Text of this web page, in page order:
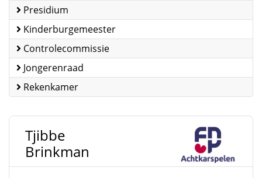
Presidium
Kinderburgemeester
Controlecommissie
Jongerenraad
Rekenkamer
Tjibbe
Brinkman